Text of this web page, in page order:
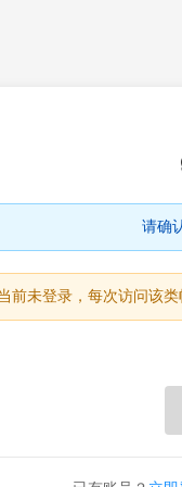
请确
前未登录，每次访问该